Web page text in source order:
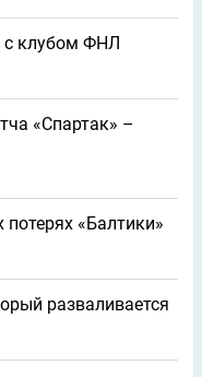
с клубом ФНЛ
«Спартак» –
«Балтики»
разваливается